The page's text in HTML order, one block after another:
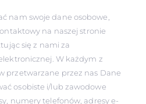
nam swoje dane osobowe,
na naszej stronie
się z nami za
W każdym z
przetwarzane przez nas Dane
osobiste i/lub zawodowe
numery telefonów, adresy e-